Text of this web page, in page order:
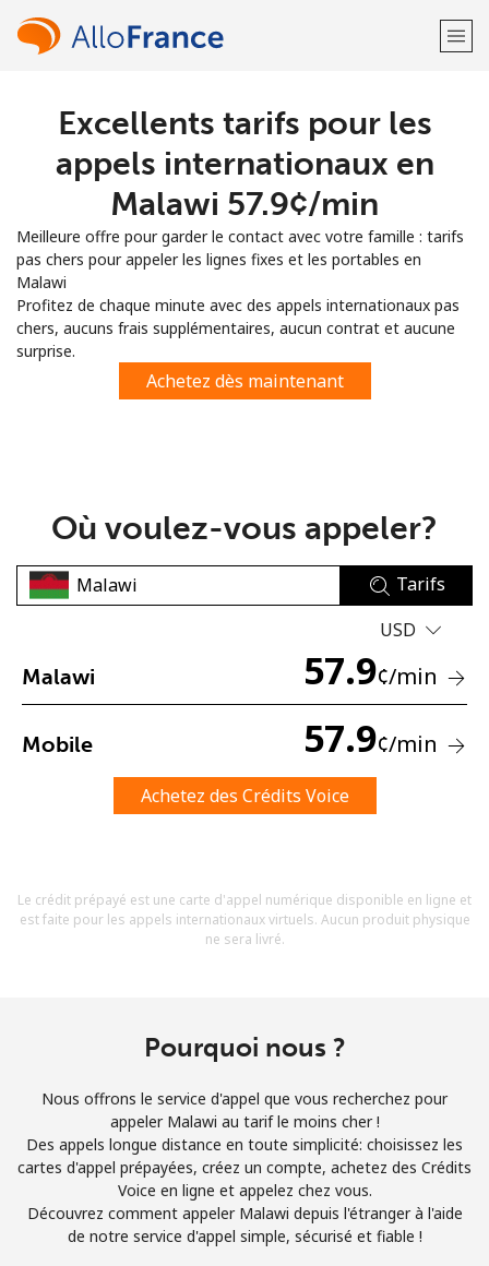
Bienvenue!
Vous avez déjà un compte?
S'enregistrer avec
ou
Aucun mot de passe créé
Un numéro
Restez en contact pour obtenir nos meilleures offres.
S'inscrire
Bonjour!
Identifiez-vous ou INSCRIVEZ-VOUS →
Excellents tarifs pour les
appels internationaux en
Malawi ⁦57.9¢⁩/min
Meilleure offre pour garder le contact avec votre famille : tarifs
pas chers pour appeler les lignes fixes et les portables en
Malawi
Profitez de chaque minute avec des appels internationaux pas
chers, aucuns frais supplémentaires, aucun contrat et aucune
surprise.
Achetez dès maintenant
Où voulez-vous appeler?
Tarifs
USD
Malawi 57.9¢/min
Mobile 57.9¢/min
Achetez des Crédits Voice
Le crédit prépayé est une carte d'appel numérique disponible en ligne et
est faite pour les appels internationaux virtuels. Aucun produit physique
ne sera livré.
Pourquoi nous ?
Nous offrons le service d'appel que vous recherchez pour
appeler Malawi au tarif le moins cher !
Des appels longue distance en toute simplicité: choisissez les
cartes d'appel prépayées, créez un compte, achetez des Crédits
Voice en ligne et appelez chez vous.
Découvrez comment appeler Malawi depuis l'étranger à l'aide
de notre service d'appel simple, sécurisé et fiable !